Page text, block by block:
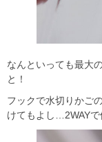
なんといっても最大
と！
フックで水切りかご
けてもよし…2WAY